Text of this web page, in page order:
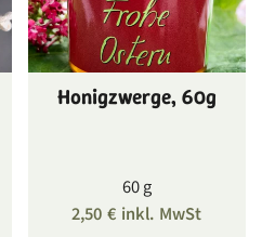
Honigzwerge, 60g
60 g
2,50€ inkl. MwSt